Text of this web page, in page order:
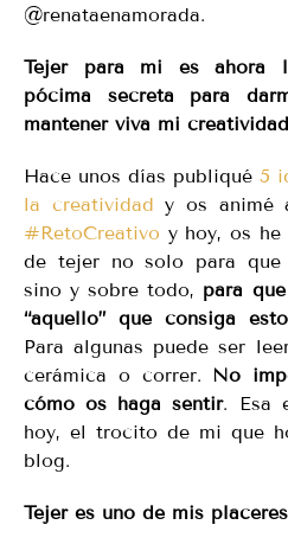
@renataenamorada.
Tejer para mi es ahora
pócima secreta para
mantener viva mi
Hace unos días publiqué 5
la creatividad y os animé
#RetoCreativo y hoy, os
de tejer no solo para
sino y sobre todo, para
“aquello” que consiga
Para algunas puede ser
cerámica o correr. No
cómo os haga sentir. Esa
hoy, el trocito de mi que
blog.
Tejer es uno de mis